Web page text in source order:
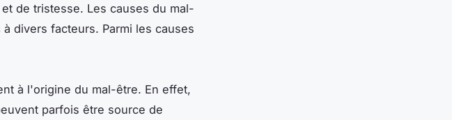
de tristesse. Les causes du mal-
divers facteurs. Parmi les causes
à l'origine du mal-être. En effet,
parfois être source de